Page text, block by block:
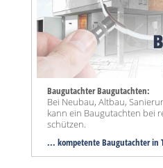
Baugutachter Baugutachten:
Bei Neubau, Altbau,
kann ein Baugutachten bei
schützen.
... kompetente Baugutachter in